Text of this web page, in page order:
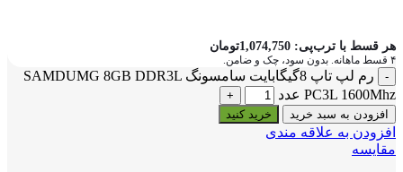
هر قسط با ترب‌پی: 1,074,750تومان
۴ قسط ماهانه. بدون سود، چک و ضامن.
رم لپ تاپ 8گیگابایت سامسونگ SAMDUMG 8GB DDR3L
PC3L 1600Mhz عدد
افزودن به سبد خرید خرید کنید
افزودن به علاقه مندی
مقایسه